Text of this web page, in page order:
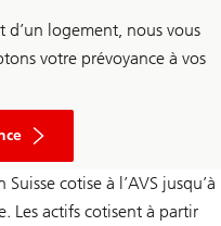
d’un logement, nous vous
votre prévoyance à vos
cotise à l’AVS jusqu’à
Les actifs cotisent à partir